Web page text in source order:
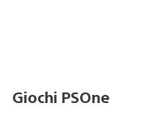
Giochi PSOne